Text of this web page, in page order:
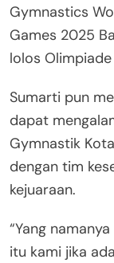
Gymnastics
Games 2025
lolos
Sumarti pun
dapat
Gymnastik
dengan tim
kejuaraan.
“Yang
itu kami jika